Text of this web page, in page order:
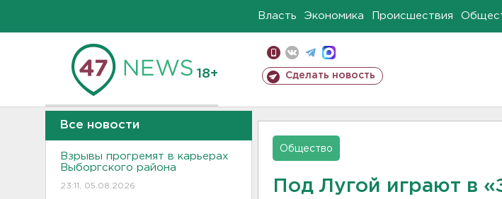
Власть Экономика Происшествия
18+ Сделать новость
Все новости
Взрывы прогремят в карьерах
Выборгского района
23:11, 05.08.2026
Общество
Под Лугой играют в